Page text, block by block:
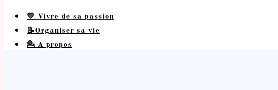
💛 Vivre de sa passion
📝Organiser sa vie
💁 A propos